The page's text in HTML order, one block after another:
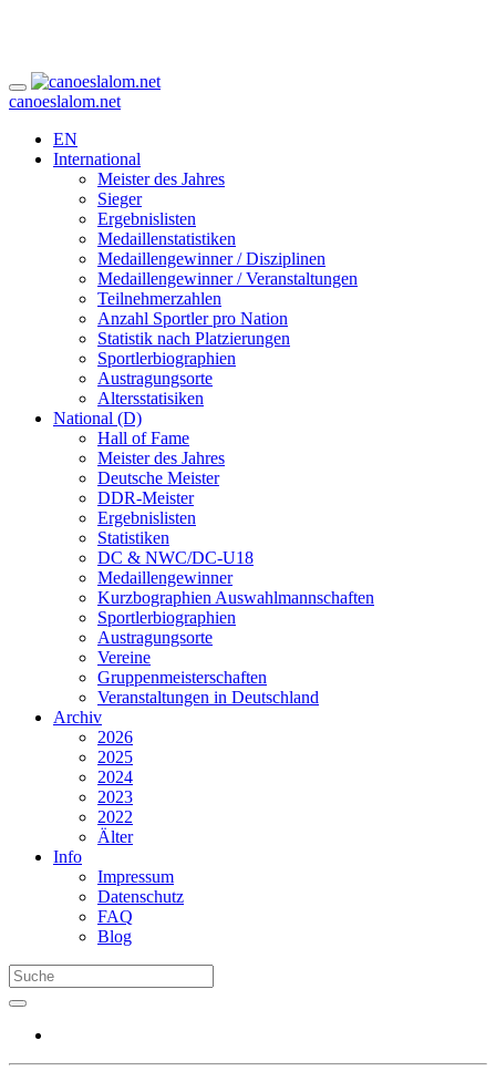
canoeslalom.net
EN
International
Meister des Jahres
Sieger
Ergebnislisten
Medaillenstatistiken
Medaillengewinner / Disziplinen
Medaillengewinner / Veranstaltungen
Teilnehmerzahlen
Anzahl Sportler pro Nation
Statistik nach Platzierungen
Sportlerbiographien
Austragungsorte
Altersstatisiken
National (D)
Hall of Fame
Meister des Jahres
Deutsche Meister
DDR-Meister
Ergebnislisten
Statistiken
DC & NWC/DC-U18
Medaillengewinner
Kurzbographien Auswahlmannschaften
Sportlerbiographien
Austragungsorte
Vereine
Gruppenmeisterschaften
Veranstaltungen in Deutschland
Archiv
2026
2025
2024
2023
2022
Älter
Info
Impressum
Datenschutz
FAQ
Blog